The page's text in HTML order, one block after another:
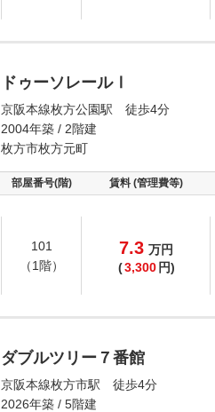
ドゥーソレールⅠ
京阪本線枚方公園駅 徒歩4分
2004年築 / 2階建
枚方市枚方元町
部屋番号(階) 賃料 (管理費等)
101
（1階）
7.3 万円
(3,300 円)
ダブルツリー７番館
京阪本線枚方市駅 徒歩4分
2026年築 / 5階建